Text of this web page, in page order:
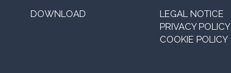
DOWNLOAD
LEGAL NOTICE
PRIVACY POLICY
COOKIE POLICY